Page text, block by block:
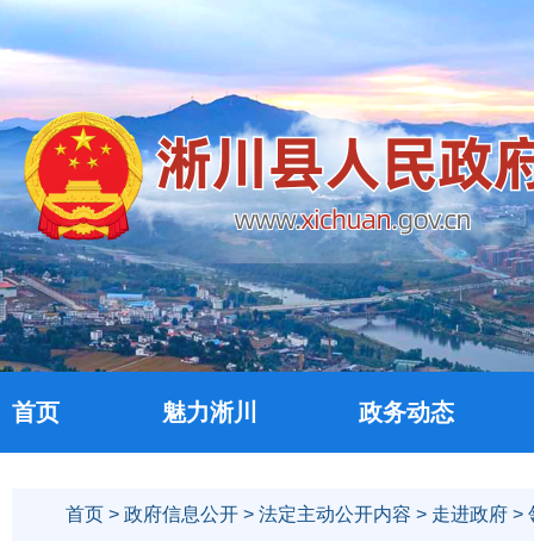
首页 魅力淅川 政务动态
首页 > 政府信息公开 > 法定主动公开内容 > 走进政府 >